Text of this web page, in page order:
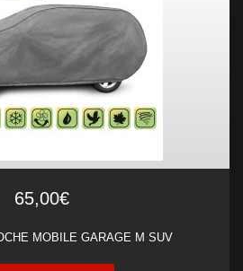
65,00€
MOBILE GARAGE M SUV